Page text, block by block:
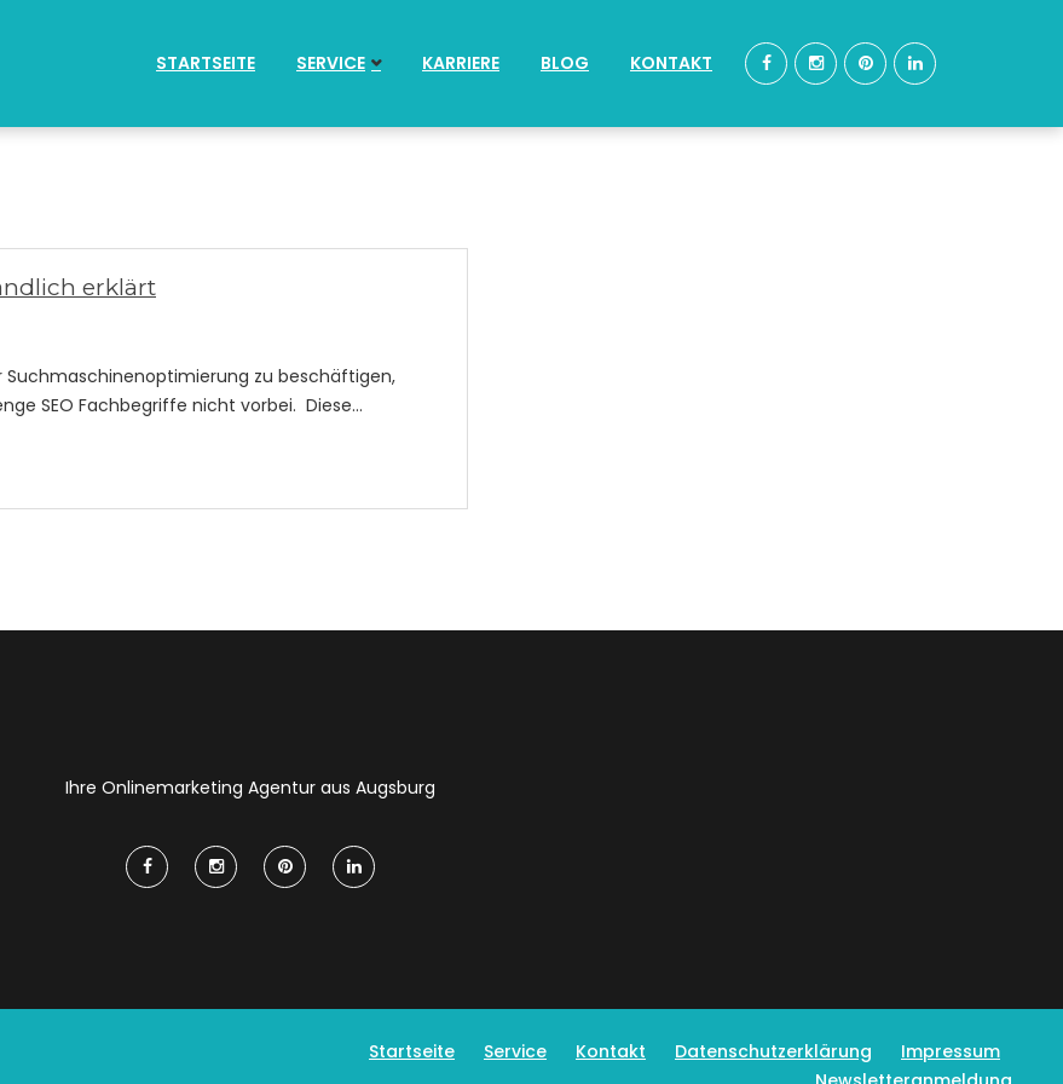
STARTSEITE SERVICE KARRIERE BLOG KONTAKT
erklärt
zu beschäftigen,
SEO Fachbegriffe nicht vorbei. Diese…
Ihre Onlinemarketing Agentur aus Augsburg
Startseite Service Kontakt Datenschutzerklärung
Impressum